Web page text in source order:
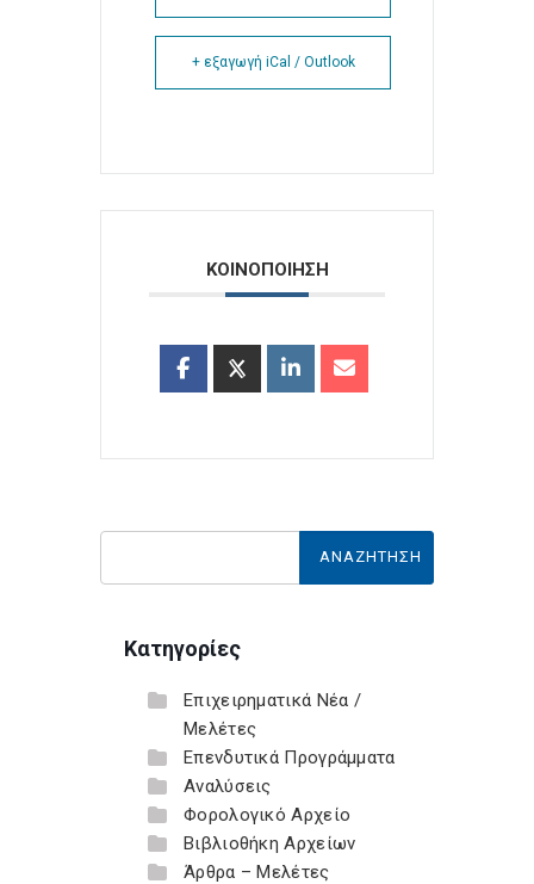
+ εξαγωγή iCal / Outlook
ΚΟΙΝΟΠΟΙΗΣΗ
Κατηγορίες
Επιχειρηματικά Νέα /
Μελέτες
Επενδυτικά Προγράμματα
Αναλύσεις
Φορολογικό Αρχείο
Βιβλιοθήκη Αρχείων
Άρθρα – Μελέτες